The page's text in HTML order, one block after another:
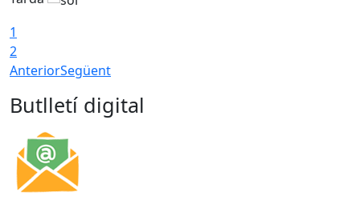
1
2
AnteriorSegüent
Butlletí digital